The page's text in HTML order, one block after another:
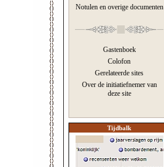
Notulen en overige documenten
Gastenboek
Colofon
Gerelateerde sites
Over de initiatiefnemer van
deze site
Tijdbalk